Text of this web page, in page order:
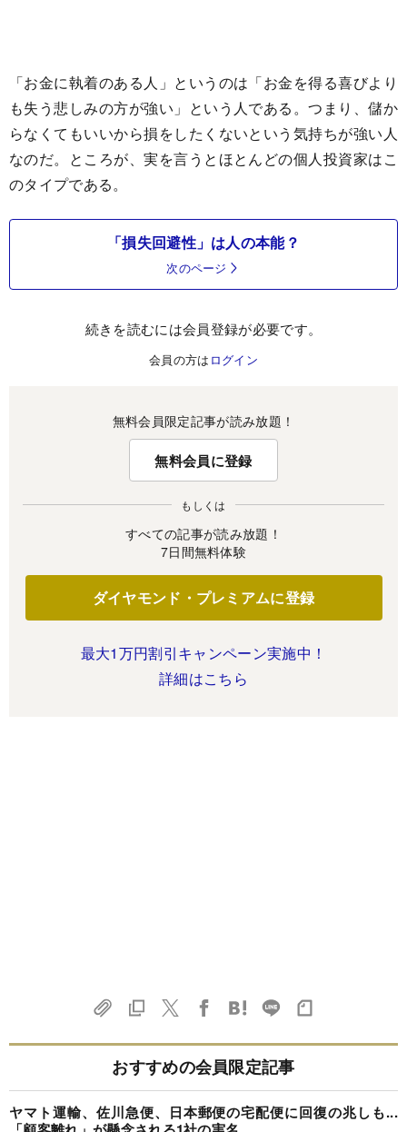
「お金に執着のある人」というのは「お金を得る喜びより
も失う悲しみの方が強い」という人である。つまり、儲か
らなくてもいいから損をしたくないという気持ちが強い人
なのだ。ところが、実を言うとほとんどの個人投資家はこ
のタイプである。
「損失回避性」は人の本能？
次のページ
続きを読むには会員登録が必要です。
会員の方は ログイン
無料会員限定記事が読み放題！
無料会員に登録
もしくは
すべての記事が読み放題！
7日間無料体験
ダイヤモンド・プレミアムに登録
最大1万円割引キャンペーン実施中！
詳細はこちら
おすすめの会員限定記事
ヤマト運輸、佐川急便、日本郵便の宅配便に回復の兆しも...